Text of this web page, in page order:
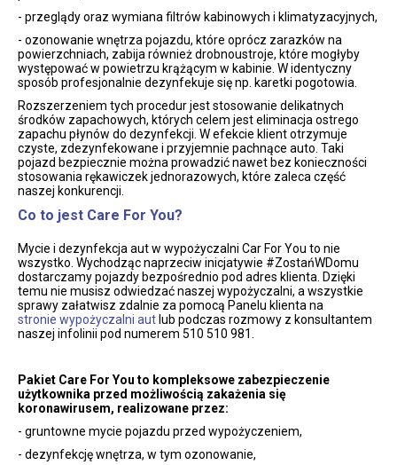
- przeglądy oraz wymiana filtrów kabinowych i klimatyzacyjnych,
- ozonowanie wnętrza pojazdu, które oprócz zarazków na
powierzchniach, zabija również drobnoustroje, które mogłyby
występować w powietrzu krążącym w kabinie. W identyczny
sposób profesjonalnie dezynfekuje się np. karetki pogotowia.
Rozszerzeniem tych procedur jest stosowanie delikatnych
środków zapachowych, których celem jest eliminacja ostrego
zapachu płynów do dezynfekcji. W efekcie klient otrzymuje
czyste, zdezynfekowane i przyjemnie pachnące auto. Taki
pojazd bezpiecznie można prowadzić nawet bez konieczności
stosowania rękawiczek jednorazowych, które zaleca część
naszej konkurencji.
Co to jest Care For You?
Mycie i dezynfekcja aut w wypożyczalni Car For You to nie
wszystko. Wychodząc naprzeciw inicjatywie #ZostańWDomu
dostarczamy pojazdy bezpośrednio pod adres klienta. Dzięki
temu nie musisz odwiedzać naszej wypożyczalni, a wszystkie
sprawy załatwisz zdalnie za pomocą Panelu klienta na
stronie wypożyczalni aut lub podczas rozmowy z konsultantem
naszej infolinii pod numerem 510 510 981.
Pakiet Care For You to kompleksowe zabezpieczenie
użytkownika przed możliwością zakażenia się
koronawirusem, realizowane przez:
- gruntowne mycie pojazdu przed wypożyczeniem,
- dezynfekcję wnętrza, w tym ozonowanie,